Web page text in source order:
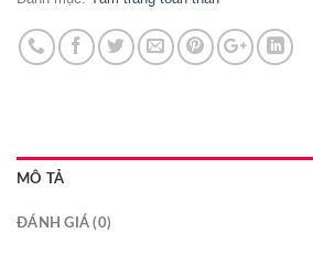
MÔ TẢ
ĐÁNH GIÁ (0)